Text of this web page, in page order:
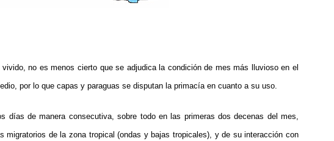
no es menos cierto que se adjudica la condición de mes más lluvioso en el
por lo que capas y paraguas se disputan la primacía en cuanto a su uso.
días de manera consecutiva, sobre todo en las primeras dos decenas del mes,
migratorios de la zona tropical (ondas y bajas tropicales), y de su interacción con